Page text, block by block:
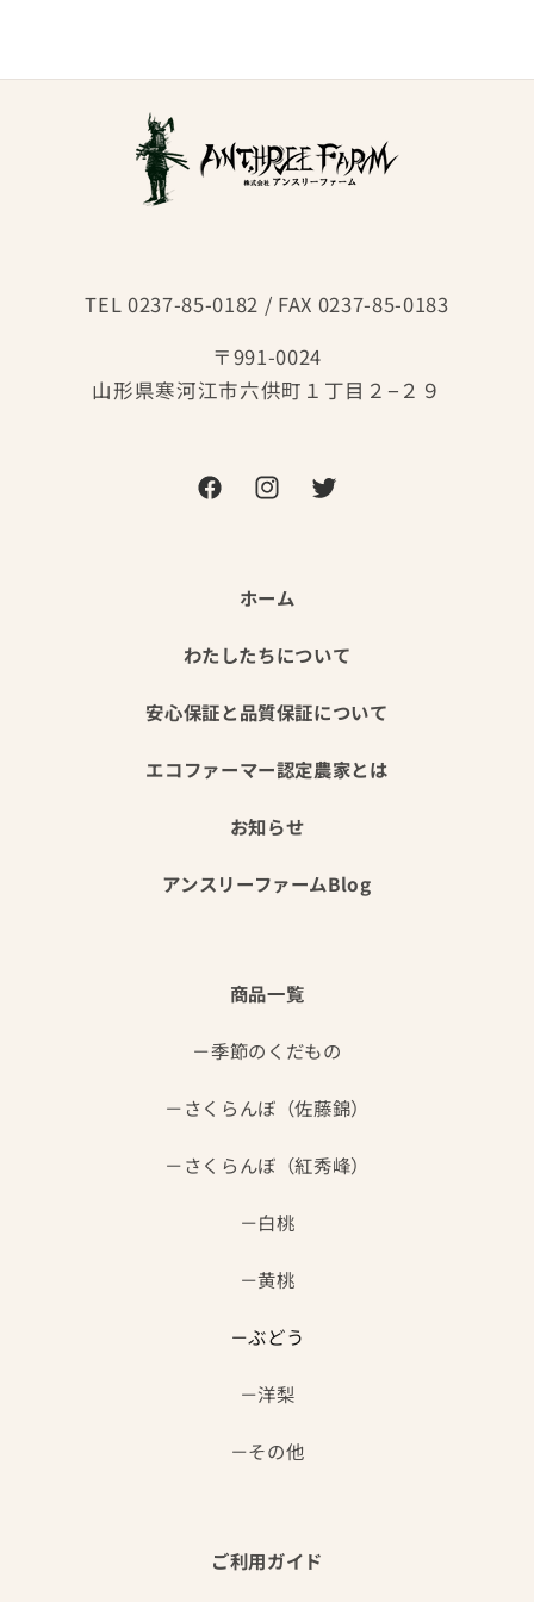
TEL 0237-85-0182 / FAX 0237-85-0183
〒991-0024
山形県寒河江市六供町１丁目２−２９
FacebookInstagramTwitter
ホーム
わたしたちについて
安心保証と品質保証について
エコファーマー認定農家とは
お知らせ
アンスリーファームBlog
商品一覧
季節のくだもの
さくらんぼ（佐藤錦）
さくらんぼ（紅秀峰）
白桃
黄桃
ぶどう
洋梨
その他
ご利用ガイド